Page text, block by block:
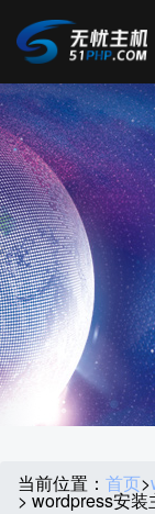
当前位置： 首页>
> wordpress安